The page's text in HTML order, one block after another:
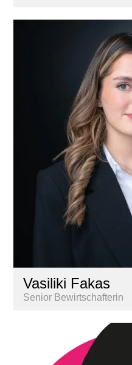
Vasiliki Fakas
Senior Bewirtschafterin